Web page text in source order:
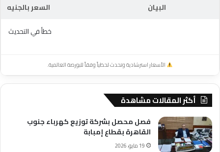
البيان
السعر بالجنيه
خطأ في التحديث
الأسعار استرشادية وتحدث لحظياً وفقاً للبورصة العالمية.
أكثر المقالات مشاهدة
فصل محصل بشركة توزيع كهرباء جنوب
القاهرة بقطاع إمبابة
19 مايو، 2026